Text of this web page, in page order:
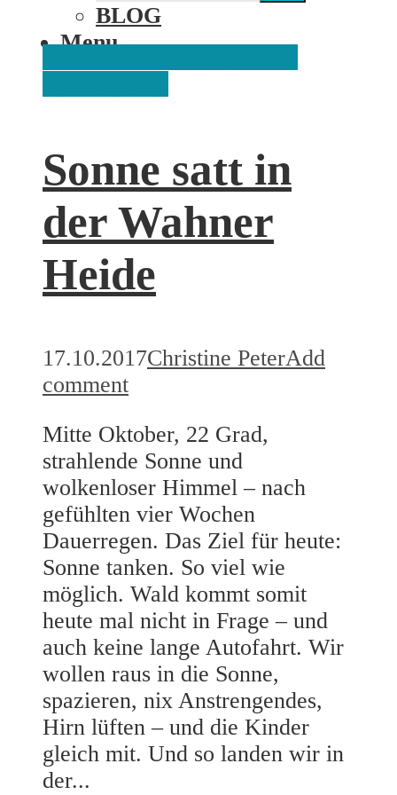
BLOG
Menu
Sonne satt in
der Wahner
Heide
17.10.2017Christine PeterAdd
comment
Mitte Oktober, 22 Grad,
strahlende Sonne und
wolkenloser Himmel – nach
gefühlten vier Wochen
Dauerregen. Das Ziel für heute:
Sonne tanken. So viel wie
möglich. Wald kommt somit
heute mal nicht in Frage – und
auch keine lange Autofahrt. Wir
wollen raus in die Sonne,
spazieren, nix Anstrengendes,
Hirn lüften – und die Kinder
gleich mit. Und so landen wir in
der...